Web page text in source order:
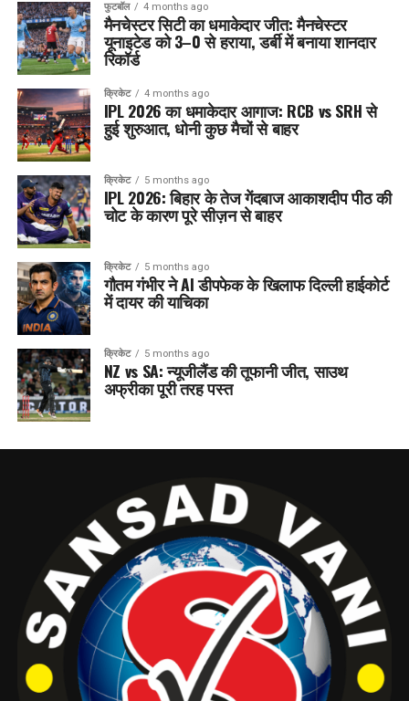
फुटबॉल 4 months ago
मैनचेस्टर सिटी का धमाकेदार जीत: मैनचेस्टर
यूनाइटेड को 3–0 से हराया, डर्बी में बनाया शानदार
रिकॉर्ड
क्रिकेट 4 months ago
IPL 2026 का धमाकेदार आगाज: RCB vs SRH से
हुई शुरुआत, धोनी कुछ मैचों से बाहर
क्रिकेट 5 months ago
IPL 2026: बिहार के तेज गेंदबाज आकाशदीप पीठ की
चोट के कारण पूरे सीज़न से बाहर
क्रिकेट 5 months ago
गौतम गंभीर ने AI डीपफेक के खिलाफ दिल्ली हाईकोर्ट
में दायर की याचिका
क्रिकेट 5 months ago
NZ vs SA: न्यूजीलैंड की तूफानी जीत, साउथ
अफ्रीका पूरी तरह पस्त